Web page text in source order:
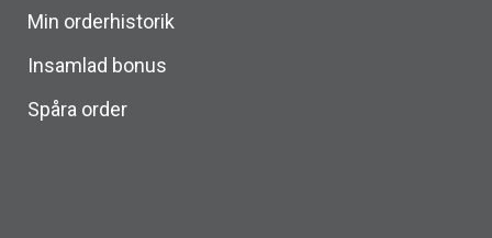
Min orderhistorik
Insamlad bonus
Spåra order